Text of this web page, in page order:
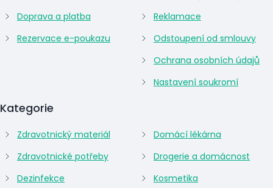
Doprava a platba
Rezervace e-poukazu
Kategorie
Zdravotnický materiál
Zdravotnické potřeby
Dezinfekce
Domácí lékárna
Drogerie a domácnost
Kosmetika
Reklamace
Odstoupení od smlouvy
Ochrana osobních údajů
Nastavení soukromí